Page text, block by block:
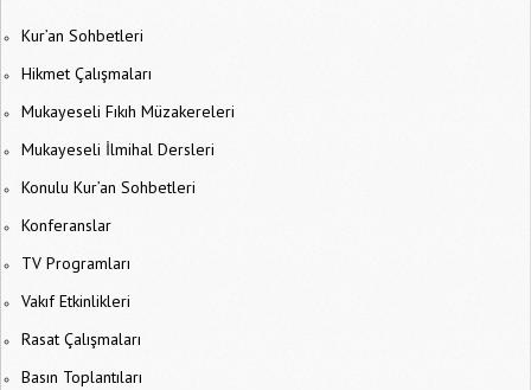
Kur’an Sohbetleri
Hikmet Çalışmaları
Mukayeseli Fıkıh Müzakereleri
Mukayeseli İlmihal Dersleri
Konulu Kur’an Sohbetleri
Konferanslar
TV Programları
Vakıf Etkinlikleri
Rasat Çalışmaları
Basın Toplantıları